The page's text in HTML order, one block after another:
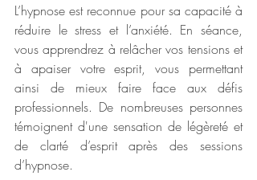
L’hypnose est reconnue pour sa capacité à
réduire le stress et l’anxiété. En séance,
vous apprendrez à relâcher vos tensions et
à apaiser votre esprit, vous permettant
ainsi de mieux faire face aux défis
professionnels. De nombreuses personnes
témoignent d'une sensation de légèreté et
de clarté d’esprit après des sessions
d’hypnose.